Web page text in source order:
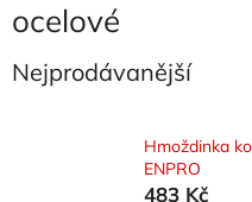
ocelové
Nejprodávanější
Hmoždinka
ENPRO
483 Kč